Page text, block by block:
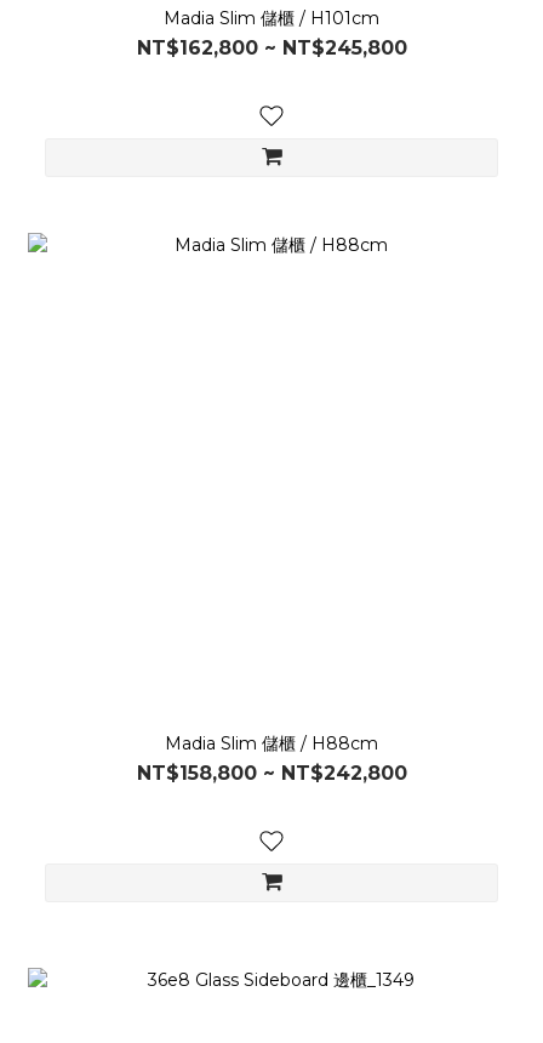
Madia Slim 儲櫃 / H101cm
NT$162,800 ~ NT$245,800
Madia Slim 儲櫃 / H88cm
NT$158,800 ~ NT$242,800